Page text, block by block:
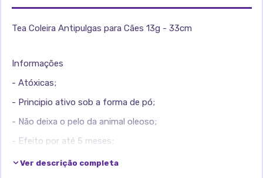
Tea Coleira Antipulgas para Cães 13g - 33cm
Informações
- Atóxicas;
- Principio ativo sob a forma de pó;
- Não deixa o pelo da animal oleoso;
- Efeito por até 5 meses;
- Efeito gradativo.
Ver descrição completa